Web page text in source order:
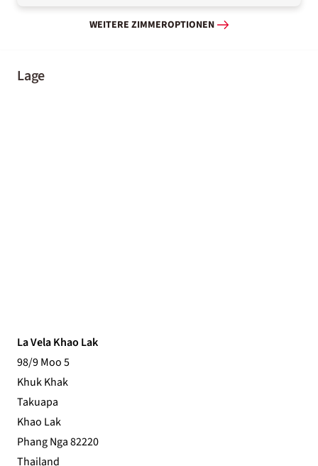
WEITERE ZIMMEROPTIONEN
Lage
La Vela Khao Lak
98/9 Moo 5
Khuk Khak
Takuapa
Khao Lak
Phang Nga 82220
Thailand